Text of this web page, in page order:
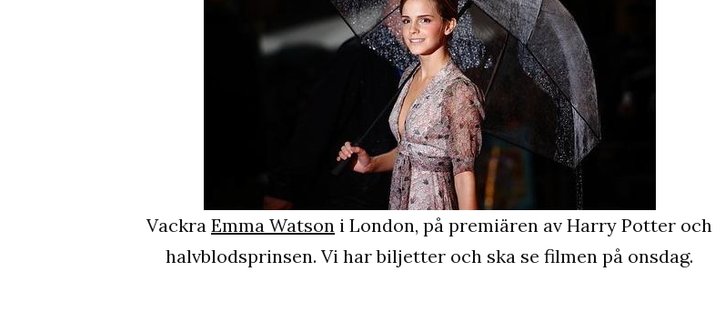
Vackra Emma Watson i London, på premiären av Harry Potter och
halvblodsprinsen. Vi har biljetter och ska se filmen på onsdag.